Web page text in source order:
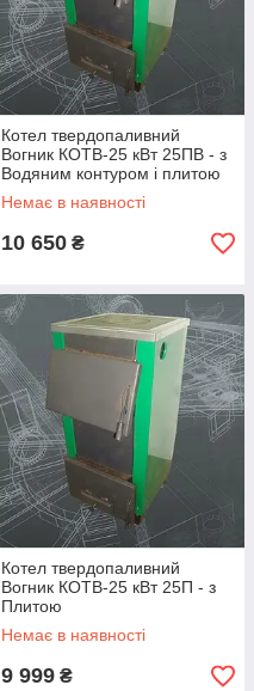
Котел твердопаливний
Вогник КОТВ-25 кВт 25ПВ - з
Водяним контуром і плитою
Немає в наявності
10 650 ₴
Котел твердопаливний
Вогник КОТВ-25 кВт 25П - з
Плитою
Немає в наявності
9 999 ₴